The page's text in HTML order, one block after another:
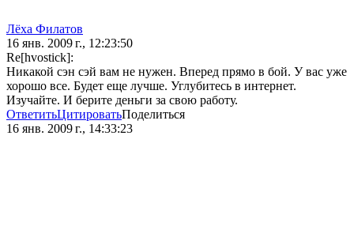
Лёха Филатов
16 янв. 2009 г., 12:23:50
Re[hvostick]:
Никакой сэн сэй вам не нужен. Вперед прямо в бой. У вас уже
хорошо все. Будет еще лучше. Углубитесь в интернет.
Изучайте. И берите деньги за свою работу.
ОтветитьЦитироватьПоделиться
16 янв. 2009 г., 14:33:23